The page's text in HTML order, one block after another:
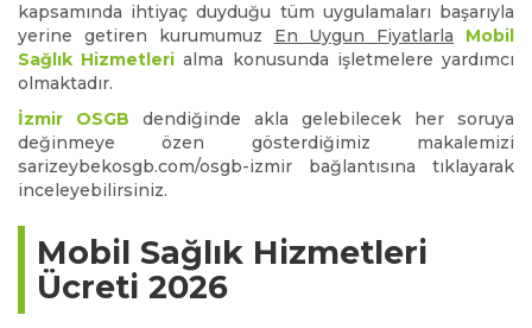
kapsamında ihtiyaç duyduğu tüm uygulamaları başarıyla
yerine getiren kurumumuz En Uygun Fiyatlarla
Mobil
Sağlık Hizmetlerialma konusunda işletmelere yardımcı
olmaktadır.
İzmir OSGB dendiğinde akla gelebilecek her soruya
değinmeye özen gösterdiğimiz makalemizi
sarizeybekosgb.com/osgb-izmir bağlantısına tıklayarak
inceleyebilirsiniz.
Mobil Sağlık Hizmetleri
Ücreti 2026